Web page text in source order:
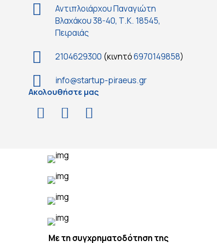
Αντιπλοιάρχου Παναγιώτη
Βλαχάκου 38-40, Τ.Κ. 18545,
Πειραιάς
2104629300 (κινητό6970149858)
info@startup-piraeus.gr
Ακολουθήστε μας
Με τη συγχρηματοδότηση της